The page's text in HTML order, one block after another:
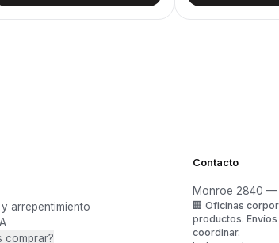
arrepentimiento
comprar?
Contacto
Monroe 2840 —
🏢 Oficinas
productos.
coordinar.